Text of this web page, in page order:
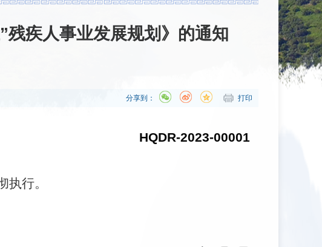
残疾人事业发展规划》的通知
打印
分享到：
HQDR-2023-00001
行。